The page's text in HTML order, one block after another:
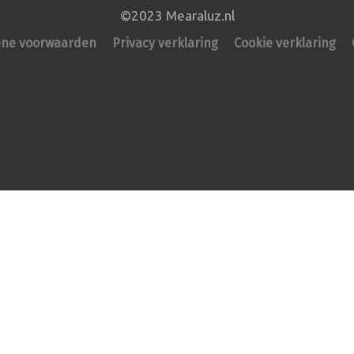
©2023 Mearaluz.nl
voorwaarden
Privacy verklaring Cookie verklaring